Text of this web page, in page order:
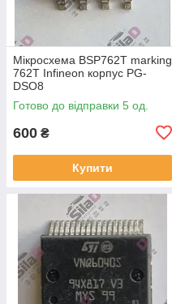
Мікросхема BSP762T marking
762T Infineon корпус PG-
DSO8
Готово до відправки 5 од.
600 ₴
Купити